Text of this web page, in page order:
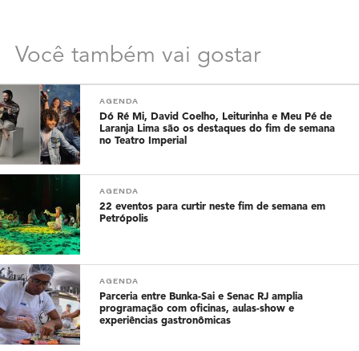
Você também vai gostar
AGENDA
Dó Ré Mi, David Coelho, Leiturinha e Meu Pé de
Laranja Lima são os destaques do fim de semana
no Teatro Imperial
AGENDA
22 eventos para curtir neste fim de semana em
Petrópolis
AGENDA
Parceria entre Bunka-Sai e Senac RJ amplia
programação com oficinas, aulas-show e
experiências gastronômicas